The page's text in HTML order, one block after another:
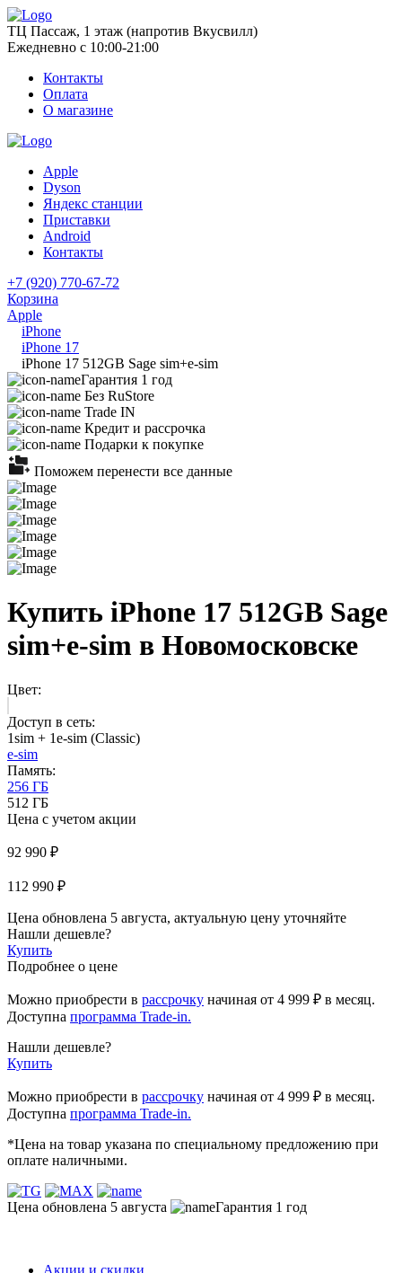
ТЦ Пассаж, 1 этаж (напротив Вкусвилл)
Ежедневно с 10:00-21:00
Контакты
Оплата
О магазине
Apple
Dyson
Яндекс станции
Приставки
Android
Контакты
+7 (920) 770-67-72
Корзина
Apple
iPhone
iPhone 17
iPhone 17 512GB Sage sim+e-sim
Гарантия 1 год
Без RuStore
Trade IN
Кредит и рассрочка
Подарки к покупке
Поможем перенести все данные
Купить iPhone 17 512GB Sage
sim+e-sim в Новомосковске
Цвет:
Доступ в сеть:
1sim + 1e-sim (Classic)
e-sim
Память:
256 ГБ
512 ГБ
Цена с учетом акции
92 990 ₽
112 990 ₽
Цена обновлена 5 августа, актуальную цену уточняйте
Нашли дешевле?
Купить
Подробнее о цене
Можно приобрести в рассрочку начиная от 4 999 ₽ в месяц.
Доступна программа Trade-in.
Нашли дешевле?
Купить
Можно приобрести в рассрочку начиная от 4 999 ₽ в месяц.
Доступна программа Trade-in.
*Цена на товар указана по специальному предложению при
оплате наличными.
Цена обновлена 5 августа Гарантия 1 год
Акции и скидки